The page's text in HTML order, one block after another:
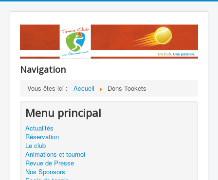
Navigation
Vous êtes ici : Accueil Dons Tookets
Menu principal
Actualités
Réservation
Le club
Animations et tournoi
Revue de Presse
Nos Sponsors